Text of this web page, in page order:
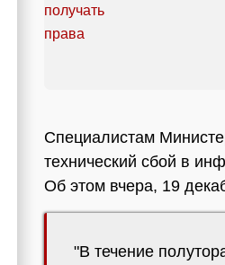
Специалистам
технический сбой в
Об этом вчера, 19
"В течение